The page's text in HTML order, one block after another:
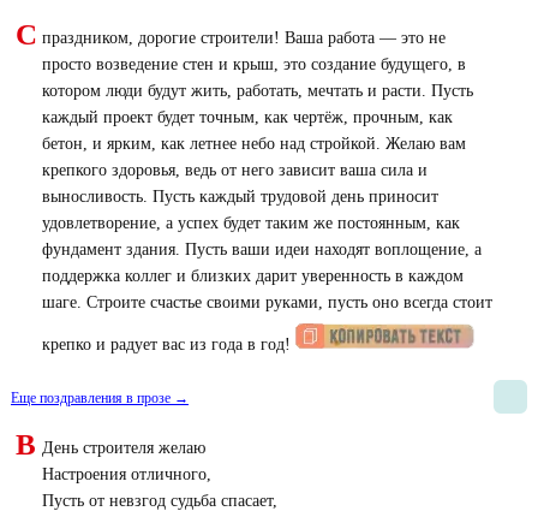
С праздником, дорогие строители! Ваша работа — это не
просто возведение стен и крыш, это создание будущего, в
котором люди будут жить, работать, мечтать и расти. Пусть
каждый проект будет точным, как чертёж, прочным, как
бетон, и ярким, как летнее небо над стройкой. Желаю вам
крепкого здоровья, ведь от него зависит ваша сила и
выносливость. Пусть каждый трудовой день приносит
удовлетворение, а успех будет таким же постоянным, как
фундамент здания. Пусть ваши идеи находят воплощение, а
поддержка коллег и близких дарит уверенность в каждом
шаге. Строите счастье своими руками, пусть оно всегда стоит
крепко и радует вас из года в год!
Еще поздравления в прозе →
В День строителя желаю
Настроения отличного,
Пусть от невзгод судьба спасает,